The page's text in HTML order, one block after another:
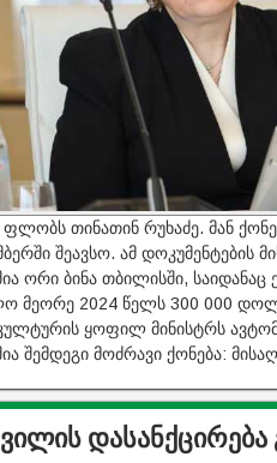
ფლობს თინათინ რუხაძე. მან
შეავსო. ამ დოკუმენტების
ორი ბინა თბილისში,
მეორე 2024 წელს 300 000
ყოფილ მინისტრს
შემდეგი მოძრავი ქონება: